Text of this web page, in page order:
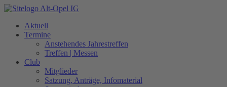
Zum
springenAktuell
Termine
Anstehendes Jahrestreffen
Treffen | Messen
Club
Mitglieder
Satzung, Anträge, Infomaterial